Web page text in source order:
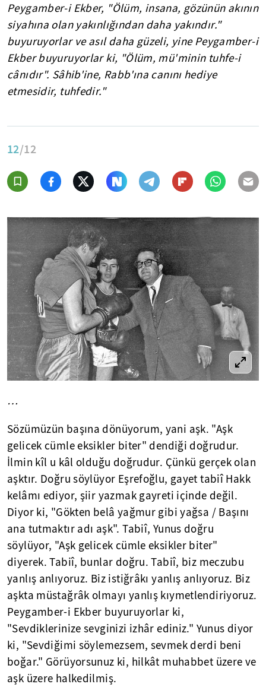
Peygamber-i Ekber, "Ölüm, insana, gözünün akının
siyahına olan yakınlığından daha yakındır."
buyuruyorlar ve asıl daha güzeli, yine Peygamber-i
Ekber buyuruyorlar ki, "Ölüm, mü'minin tuhfe-i
cânıdır". Sâhib'ine, Rabb'ına canını hediye
etmesidir, tuhfedir."
12/12
…
Sözümüzün başına dönüyorum, yani aşk. "Aşk
gelicek cümle eksikler biter" dendiği doğrudur.
İlmin kîl u kâl olduğu doğrudur. Çünkü gerçek olan
aşktır. Doğru söylüyor Eşrefoğlu, gayet tabiî Hakk
kelâmı ediyor, şiir yazmak gayreti içinde değil.
Diyor ki, "Gökten belâ yağmur gibi yağsa / Başını
ana tutmaktır adı aşk". Tabiî, Yunus doğru
söylüyor, "Aşk gelicek cümle eksikler biter"
diyerek. Tabiî, bunlar doğru. Tabiî, biz meczubu
yanlış anlıyoruz. Biz istiğrâkı yanlış anlıyoruz. Biz
aşkta müstağrâk olmayı yanlış kıymetlendiriyoruz.
Peygamber-i Ekber buyuruyorlar ki,
"Sevdiklerinize sevginizi izhâr ediniz." Yunus diyor
ki, "Sevdiğimi söylemezsem, sevmek derdi beni
boğar." Görüyorsunuz ki, hilkât muhabbet üzere ve
aşk üzere halkedilmiş.